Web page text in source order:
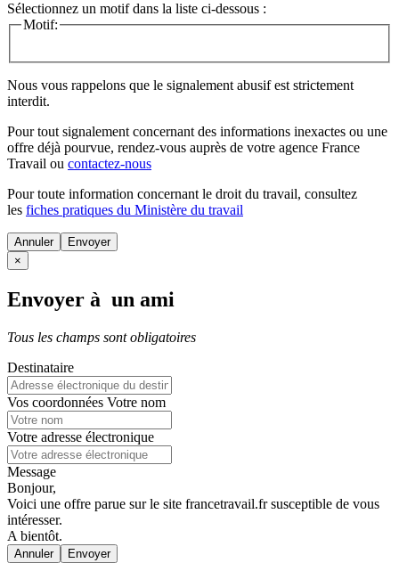
Sélectionnez un motif dans la liste ci-dessous :
Motif:
Nous vous rappelons que le signalement abusif est strictement
interdit.
Pour tout signalement concernant des informations inexactes ou une
offre déjà pourvue, rendez-vous auprès de votre agence France
Travail ou contactez-nous
Pour toute information concernant le droit du travail, consultez
les fiches pratiques du Ministère du travail
Annuler
×
Envoyer à un ami
Tous les champs sont obligatoires
Destinataire
Vos coordonnées Votre nom
Votre adresse électronique
Message
Bonjour,
Voici une offre parue sur le site francetravail.fr susceptible de vous
intéresser.
A bientôt.
Annuler